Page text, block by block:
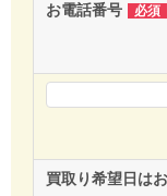
お電話番号 必須
買取り希望日は